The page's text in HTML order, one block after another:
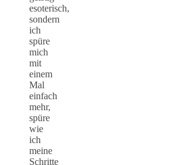
esoterisch,
sondern
ich
spüre
mich
mit
einem
Mal
einfach
mehr,
spüre
wie
ich
meine
Schritte